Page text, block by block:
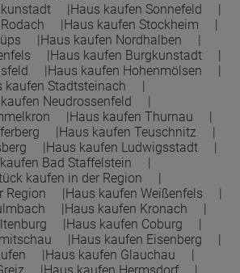
Haus kaufen Sonnefeld
Haus kaufen Stockheim
Haus kaufen Nordhalben
Haus kaufen Burgkunstadt
Haus kaufen Hohenmölsen
kaufen Stadtsteinach
Neudrossenfeld
Haus kaufen Thurnau
Haus kaufen Teuschnitz
Haus kaufen Ludwigsstadt
Bad Staffelstein
kaufen in der Region
Region
Haus kaufen Weißenfels
Haus kaufen Kronach
Haus kaufen Coburg
Haus kaufen Eisenberg
Haus kaufen Glauchau